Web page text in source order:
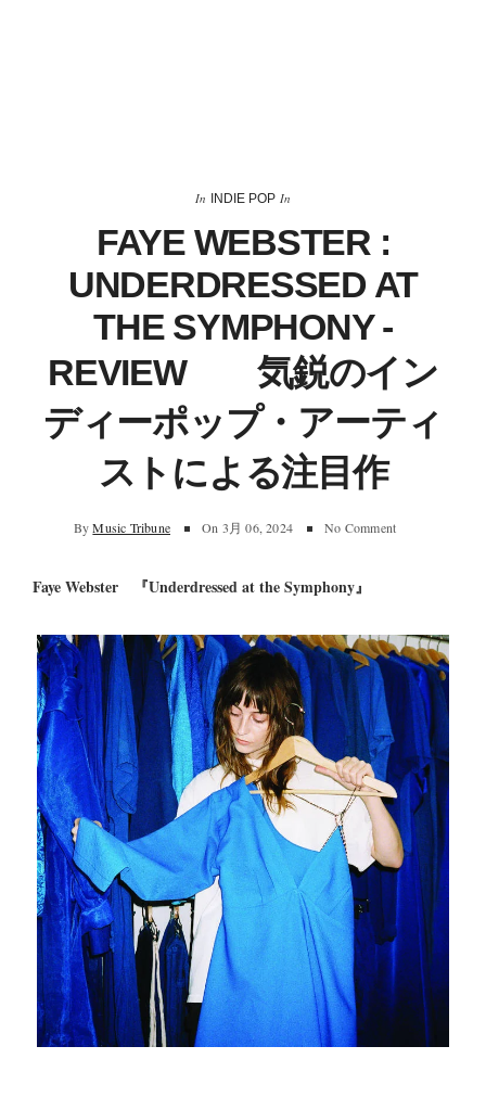
In INDIE POP In
FAYE WEBSTER :
UNDERDRESSED AT
THE SYMPHONY ‐
REVIEW 気鋭のイン
ディーポップ・アーティ
ストによる注目作
By Music Tribune On 3月 06, 2024 No Comment
Faye Webster 『Underdressed at the Symphony』